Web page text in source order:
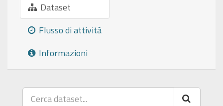
Dataset
Flusso di attività
Informazioni